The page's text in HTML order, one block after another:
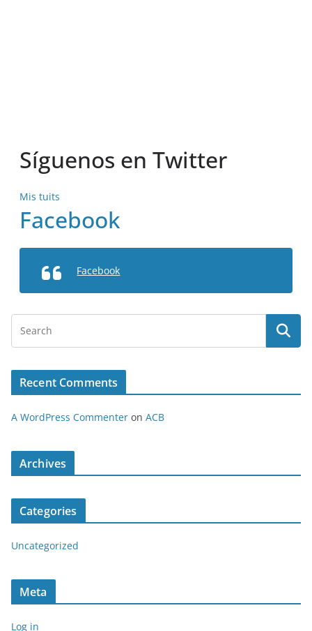
Síguenos en Twitter
Mis tuits
Facebook
Facebook
Recent Comments
A WordPress Commenter on ACB
Archives
Categories
Uncategorized
Meta
Log in